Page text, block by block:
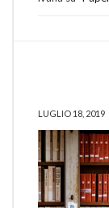
LUGLIO 18, 2019